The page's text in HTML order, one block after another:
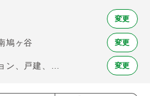
変更
鳩ヶ谷 変更
変更